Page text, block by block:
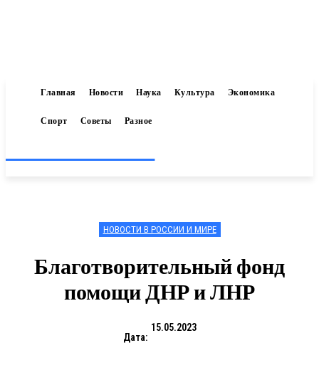
Главная Новости Наука Культура Экономика
Спорт Советы Разное
НОВОСТИ В РОССИИ И МИРЕ
Благотворительный фонд
помощи ДНР и ЛНР
Дата:
15.05.2023